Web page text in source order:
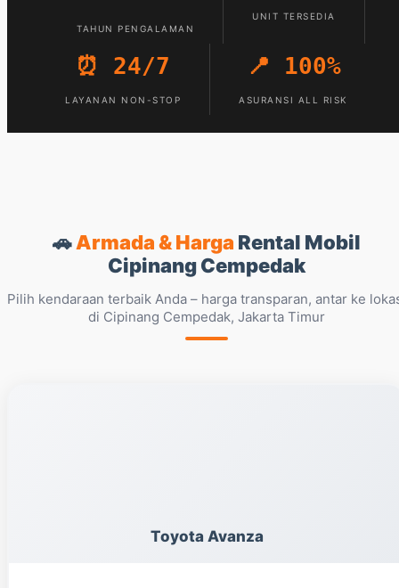
TAHUN PENGALAMAN
UNIT TERSEDIA
⏰ 24/7
LAYANAN NON-STOP
📍 100%
ASURANSI ALL RISK
🚗Armada & Harga Rental Mobil
Cipinang Cempedak
Pilih kendaraan terbaik Anda – harga transparan, antar ke
di Cipinang Cempedak, Jakarta Timur
Toyota Avanza